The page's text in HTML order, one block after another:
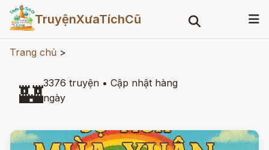
TruyệnXưaTíchCũ
Trang chủ >
🏰3376 truyện • Cập nhật hàng
ngày